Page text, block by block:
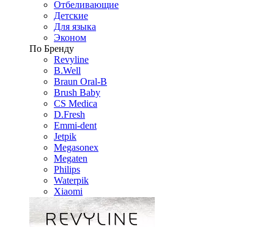
Отбеливающие
Детские
Для языка
Эконом
По Бренду
Revyline
B.Well
Braun Oral-B
Brush Baby
CS Medica
D.Fresh
Emmi-dent
Jetpik
Megasonex
Megaten
Philips
Waterpik
Xiaomi